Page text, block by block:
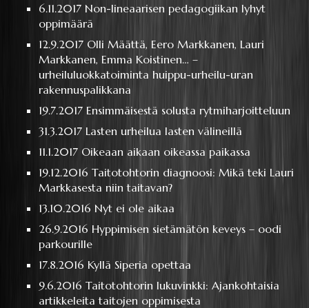
6.11.2017 Non-lineaarisen pedagogiikan lyhyt
oppimäärä
12.9.2017 Olli Määttä, Eero Markkanen, Lauri
Markkanen, Emma Koistinen… –
urheiluluokkatoiminta huippu-urheilu-uran
rakennuspalikkana
19.7.2017 Ensimmäisestä solusta rytmiharjoitteluun
31.3.2017Lasten urheilua lasten välineillä
11.1.2017 Oikeaan aikaan oikeassa paikassa
19.12.2016Taitotohtorin diagnoosi: Mikä teki Lauri
Markkasesta niin taitavan?
13.10.2016 Nyt ei ole aikaa
26.9.2016Hyppimisen sietämätön keveys – oodi
parkourille
17.8.2016Kyllä Siperia opettaa
9.6.2016Taitotohtorin lukuvinkki: Ajankohtaisia
artikkeleita taitojen oppimisesta